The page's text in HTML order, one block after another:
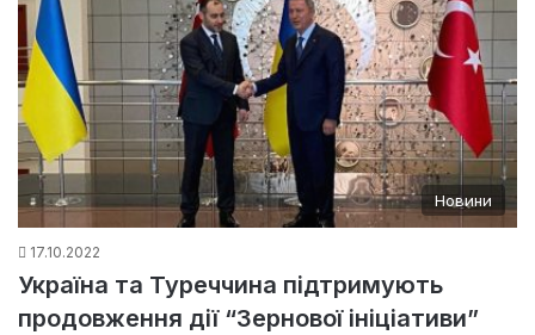
Новини
17.10.2022
Україна та Туреччина підтримують
продовження дії “Зернової ініціативи”